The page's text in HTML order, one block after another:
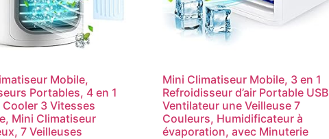
Mobile,
Portables, 4 en 1
Cooler 3 Vitesses
Mini Climatiseur
7 Veilleuses
Mini Climatiseur Mobile, 3 en 1
Refroidisseur d’air Portable USB
Ventilateur une Veilleuse 7
Couleurs, Humidificateur à
évaporation, avec Minuterie